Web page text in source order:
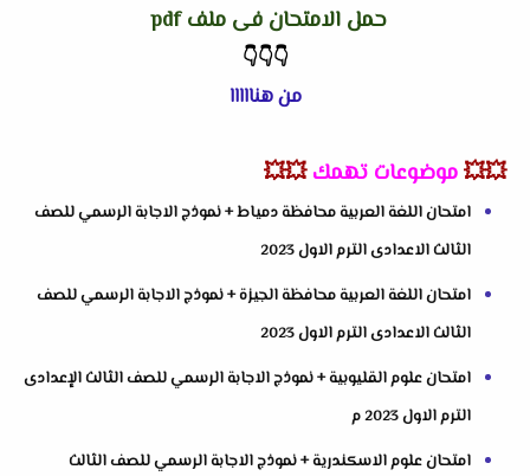
حمل الامتحان فى ملف pdf
👇
👇
👇
من هنااااا
💥💥موضوعات تهمك 💥💥
امتحان اللغة العربية محافظة دمياط + نموذج الاجابة الرسمي للصف
الثالث الاعدادى الترم الاول 2023
امتحان اللغة العربية محافظة الجيزة + نموذج الاجابة الرسمي للصف
الثالث الاعدادى الترم الاول 2023
امتحان علوم القليوبية + نموذج الاجابة الرسمي للصف الثالث الإعدادى
الترم الاول 2023 م
امتحان علوم الاسكندرية + نموذج الاجابة الرسمي للصف الثالث